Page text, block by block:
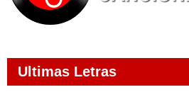
Ultimas Letras